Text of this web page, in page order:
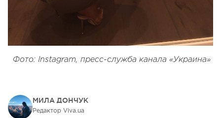
Фото: Instagram, пресс-служба канала «Украина»
МИЛА ДОНЧУК
Редактор Viva.ua